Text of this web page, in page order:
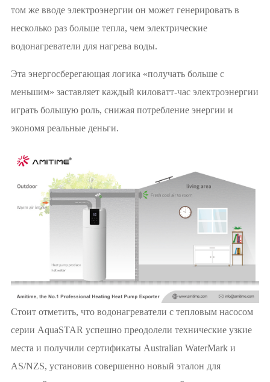
том же вводе электроэнергии он может генерировать в
несколько раз больше тепла, чем электрические
водонагреватели для нагрева воды.
Эта энергосберегающая логика «получать больше с
меньшим» заставляет каждый киловатт-час электроэнергии
играть большую роль, снижая потребление энергии и
экономя реальные деньги.
Стоит отметить, что водонагреватели с тепловым насосом
серии AquaSTAR успешно преодолели технические узкие
места и получили сертификаты Australian WaterMark и
AS/NZS, установив совершенно новый эталон для